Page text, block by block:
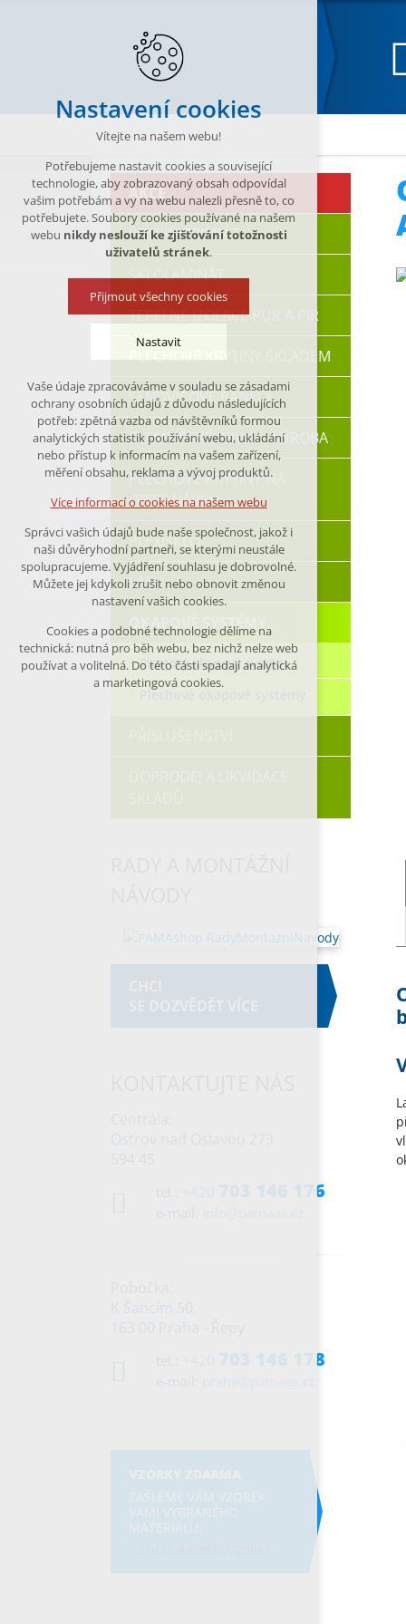
Katalog OKAPOVÉ SYSTÉMY
AKCE
POLYKARBONÁT
SKLOLAMINÁT
TEPELNÉ IZOLACE PUR A PIR
PLECHOVÉ KRYTINY SKLADEM
SENDVIČOVÉ PANELY
KLEMPÍŘSKÉ PRVKY - VÝROBA
PLECHOVÉ KRYTINY NA
OBJEDNÁVKU
PLEXISKLO
LANA
OKAPOVÉ SYSTÉMY
Plastový okapový systém
Plechové okapové systémy
703 146 176
703 146 178
Nastavení cookies
Vítejte na našem webu!
Potřebujeme nastavit cookies a související
technologie, aby zobrazovaný obsah odpovídal
vašim potřebám a vy na webu nalezli přesně to, co
potřebujete. Soubory cookies používané na našem
webu nikdy neslouží ke zjišťování totožnosti
uživatelů stránek.
Přijmout všechny cookies
Nastavit
Technická cookies
nutná pro provozování webu
udržení kontextu stránek (session):
případná přihlášení, volby jazyka, apod.
Volitelná cookies
vyhodnocení návštěvnosti
marketingová cookies (Google)
Více informací o cookies na našem webu
Přijmout všechny cookies
Vaše údaje zpracováváme v souladu se zásadami
ochrany osobních údajů z důvodu následujících
potřeb: zpětná vazba od návštěvníků formou
analytických statistik používání webu, ukládání
nebo přístup k informacím na vašem zařízení,
měření obsahu, reklama a vývoj produktů.
Více informací o cookies na našem webu
Správci vašich údajů bude naše společnost, jakož i
naši důvěryhodní partneři, se kterými neustále
spolupracujeme. Vyjádření souhlasu je dobrovolné.
Můžete jej kdykoli zrušit nebo obnovit změnou
nastavení vašich cookies.
Cookies a podobné technologie dělíme na
technická: nutná pro běh webu, bez nichž nelze web
používat a volitelná. Do této části spadají analytická
a marketingová cookies.